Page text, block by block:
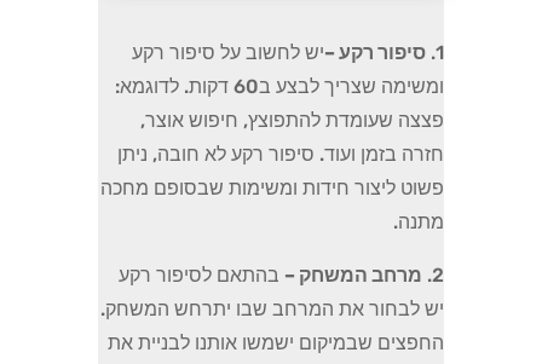
1. סיפור רקע –יש לחשוב על סיפור רקע
ומשימה שצריך לבצע ב60 דקות. לדוגמא:
פצצה שעומדת להתפוצץ, חיפוש אוצר,
חזרה בזמן ועוד. סיפור רקע לא חובה, ניתן
פשוט ליצור חידות ומשימות שבסופם מחכה
מתנה.
2. מרחב המשחק – בהתאם לסיפור רקע
יש לבחור את המרחב שבו יתרחש המשחק.
החפצים שבמיקום ישמשו אותנו לבניית את